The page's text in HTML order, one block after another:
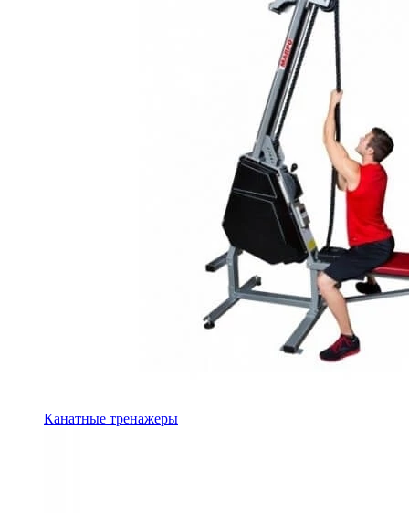
Канатные тренажеры